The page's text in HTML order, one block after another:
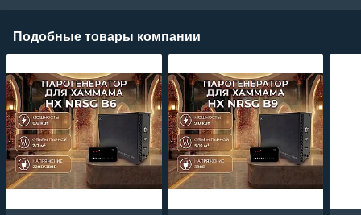
Подобные товары компании